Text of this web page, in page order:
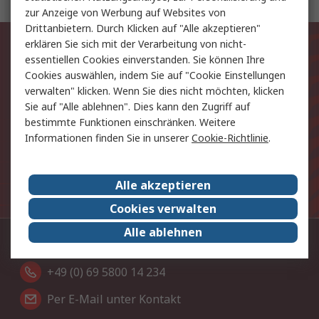
Exklusiv für Sie unsere neuesten
Produkte und Angebote
E-Mail-Anschrift
Anmelden
Die personenbezogenen Daten, die Sie uns bei
Anmeldung zur Verfügung stellen, werden gemäß der
Datenschutzerklärungverarbeitet.
Kontaktieren Sie uns:
+49 (0) 69 5800 14 234
Per E-Mail unter Kontakt
zur Anzeige von Werbung auf Websites von
Drittanbietern. Durch Klicken auf "Alle akzeptieren"
erklären Sie sich mit der Verarbeitung von nicht-
essentiellen Cookies einverstanden. Sie können Ihre
Cookies auswählen, indem Sie auf "Cookie Einstellungen
verwalten" klicken. Wenn Sie dies nicht möchten, klicken
Sie auf "Alle ablehnen". Dies kann den Zugriff auf
bestimmte Funktionen einschränken. Weitere
Informationen finden Sie in unsererCookie-Richtlinie.
Alle akzeptieren
Cookies verwalten
Alle ablehnen